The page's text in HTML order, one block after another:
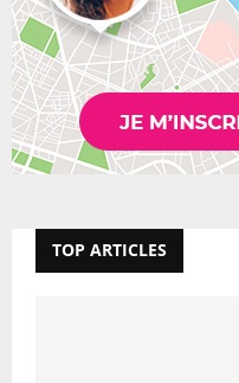
TOP ARTICLES